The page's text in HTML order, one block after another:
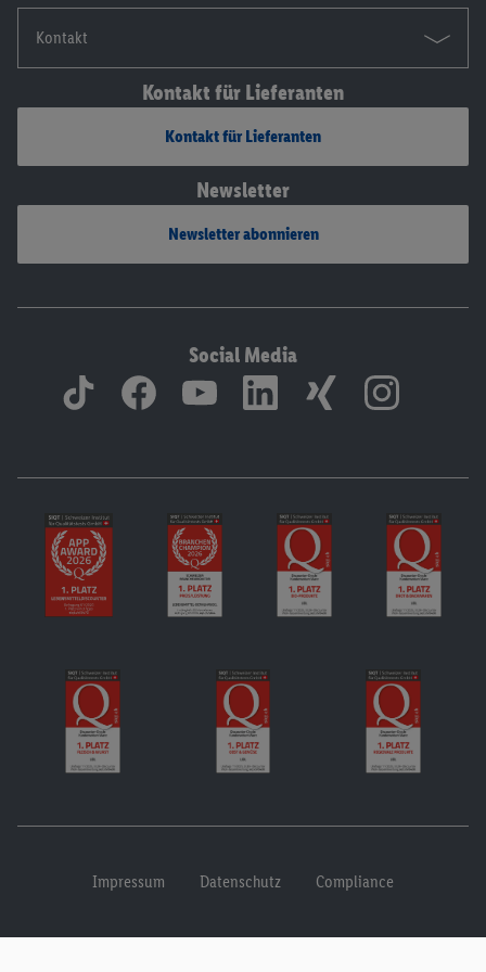
Kontakt
Kontakt für Lieferanten
Kontakt für Lieferanten
Newsletter
Newsletter abonnieren
Social Media
Impressum Datenschutz Compliance